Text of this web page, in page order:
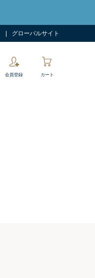
グローバルサイト
会員登録 カート